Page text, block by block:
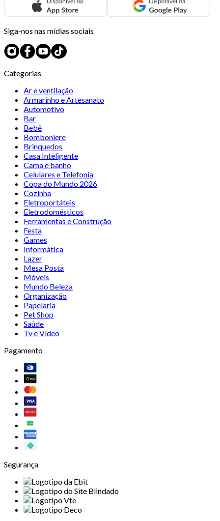
Siga-nos nas mídias sociais
Categorias
Ar e ventilação
Armarinho e Artesanato
Automotivo
Bar
Bebê
Bomboniere
Brinquedos
Casa Inteligente
Cama e banho
Celulares e Telefonia
Copa do Mundo 2026
Cozinha
Eletroportáteis
Eletrodomésticos
Ferramentas e Construção
Festa
Games
Informática
Lazer
Mesa Posta
Móveis
Mundo Beleza
Organização
Papelaria
Pet Shop
Saúde
Tv e Vídeo
Pagamento
Segurança